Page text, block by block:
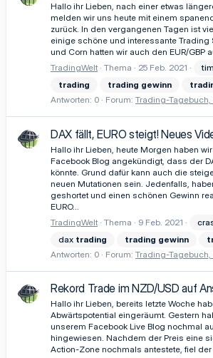
Hallo ihr Lieben, nach einer etwas
melden wir uns heute mit einem
zurück. In den vergangenen Tagen ist
einige schöne und interessante Trading
und Corn hatten wir auch den EUR/GBP
TradingWelt Thema 25 Feb. 2021
trading
trading gewinn
Antworten: 0
Forum: Trading-
DAX fällt, EURO steigt! Neues
Hallo ihr Lieben, heute Morgen haben
Facebook Blog angekündigt, dass der
könnte. Grund dafür kann auch die
neuen Mutationen sein. Jedenfalls,
geshortet und einen schönen Gewinn
EURO...
TradingWelt Thema 9 Feb. 2021
dax trading trading gewinn
Antworten: 0
Forum: Trading-
Rekord Trade im NZD/USD auf
Hallo ihr Lieben, bereits letzte Woche
Abwärtspotential eingeräumt. Gestern
unserem Facebook Live Blog nochmal
hingewiesen. Nachdem der Preis eine
Action-Zone nochmals antestete, fiel